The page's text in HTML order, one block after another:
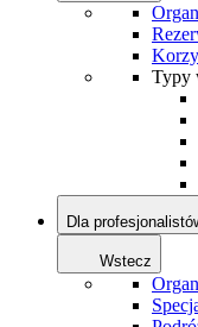
Typy
Dla
Wstecz